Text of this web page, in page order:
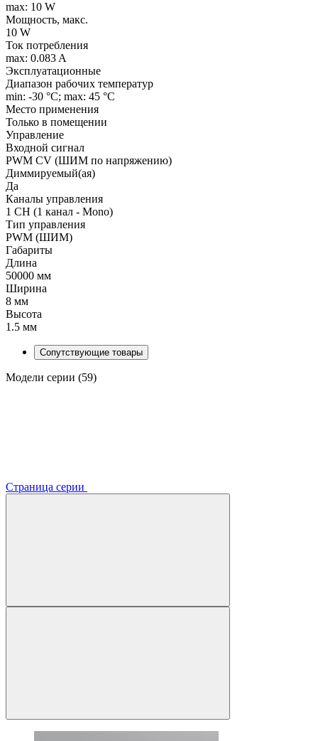
max: 10 W
Мощность, макс.
10 W
Ток потребления
max: 0.083 A
Эксплуатационные
Диапазон рабочих температур
min: -30 °C; max: 45 °C
Место применения
Только в помещении
Управление
Входной сигнал
PWM СV (ШИМ по напряжению)
Диммируемый(ая)
Да
Каналы управления
1 CH (1 канал - Mono)
Тип управления
PWM (ШИМ)
Габариты
Длина
50000 мм
Ширина
8 мм
Высота
1.5 мм
Сопутствующие товары
Модели серии (59)
Страница серии